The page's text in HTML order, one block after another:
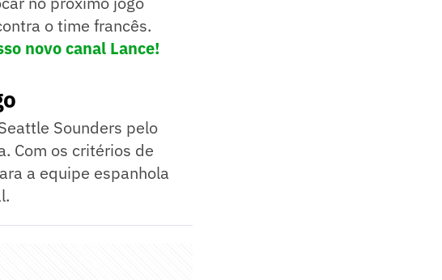
o time francês.
novo canal Lance!
Sounders pelo
Com os critérios de
a equipe espanhola